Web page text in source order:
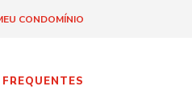
CONDOMÍNIO